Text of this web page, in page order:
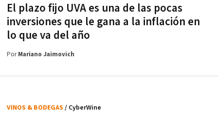
El plazo fijo UVA es una de las pocas
inversiones que le gana a la inflación en
lo que va del año
PorMariano Jaimovich
VINOS & BODEGAS / CyberWine